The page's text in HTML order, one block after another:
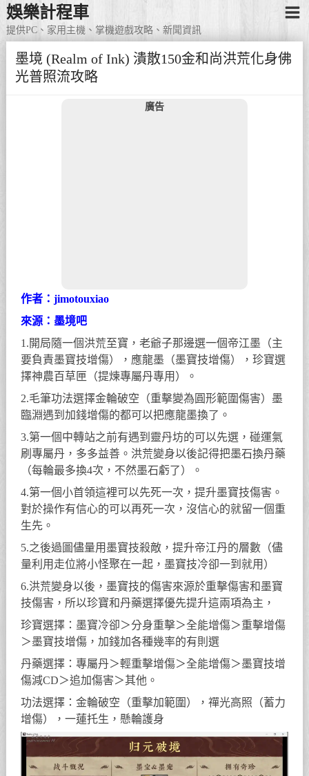
娛樂計程車
提供PC、家用主機、掌機遊戲攻略、新聞資訊
墨境 (Realm of Ink) 潰散150金和尚洪荒化身佛
光普照流攻略
廣告
作者：jimotouxiao
來源：墨境吧
1.開局隨一個洪荒至寶，老爺子那邊選一個帝江墨（主
要負責墨寶技增傷），應龍墨（墨寶技增傷），珍寶選
擇神農百草匣（提煉專屬丹專用）。
2.毛筆功法選擇金輪破空（重擊變為圓形範圍傷害）墨
臨淵遇到加錢增傷的都可以把應龍墨換了。
3.第一個中轉站之前有遇到靈丹坊的可以先選，碰運氣
刷專屬丹，多多益善。洪荒變身以後記得把墨石換丹藥
（每輪最多換4次，不然墨石虧了）。
4.第一個小首領這裡可以先死一次，提升墨寶技傷害。
對於操作有信心的可以再死一次，沒信心的就留一個重
生先。
5.之後過圖儘量用墨寶技殺敵，提升帝江丹的層數（儘
量利用走位將小怪聚在一起，墨寶技冷卻一到就用）
6.洪荒變身以後，墨寶技的傷害來源於重擊傷害和墨寶
技傷害，所以珍寶和丹藥選擇優先提升這兩項為主，
珍寶選擇：墨寶冷卻＞分身重擊＞全能增傷＞重擊增傷
＞墨寶技增傷，加錢加各種幾率的有則選
丹藥選擇：專屬丹＞輕重擊增傷＞全能增傷＞墨寶技增
傷減CD＞追加傷害＞其他。
功法選擇：金輪破空（重擊加範圍），禪光高照（蓄力
增傷），一蓮托生，懸輪護身